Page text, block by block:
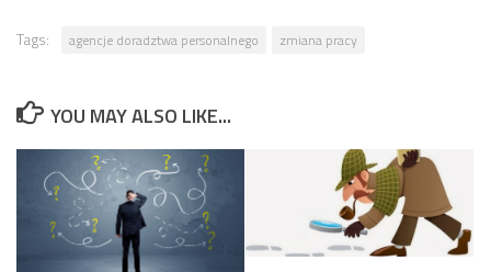
Tags: agencje doradztwa personalnego zmiana pracy
YOU MAY ALSO LIKE...